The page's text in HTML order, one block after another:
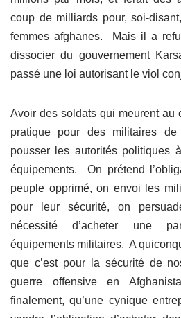
coup de milliards pour, soi-
femmes afghanes. Mais il a
dissocier du gouvernement
passé une loi autorisant le viol
Avoir des soldats qui meurent au
pratique pour des militaires
pousser les autorités politiques
équipements. On prétend
peuple opprimé, on envoi les
pour leur sécurité, on
nécessité d’acheter une
équipements militaires. A
que c’est pour la sécurité de
guerre offensive en
finalement, qu’une cynique